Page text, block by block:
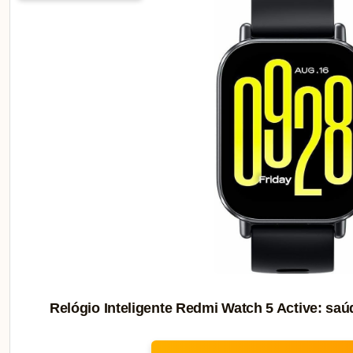
Relógio Inteligente Redmi Watch 5 Active: